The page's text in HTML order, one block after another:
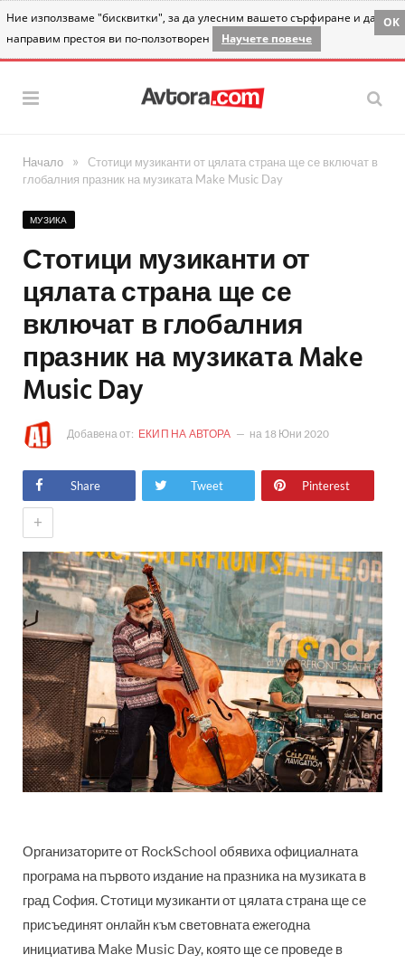
Ние използваме "бисквитки", за да улесним вашето сърфиране и да
направим престоя ви по-ползотворен
Научете повече
OK
Начало »
Стотици музиканти от цялата страна ще се включат в
глобалния празник на музиката Make Music Day
МУЗИКА
Стотици музиканти от
цялата страна ще се
включат в глобалния
празник на музиката Make
Music Day
Добавена от: ЕКИП НА АВТОРА на 18 Юни 2020
Share Tweet Pinterest
+
Организаторите от RockSchool обявиха официалната
програма на първото издание на празника на музиката в
град София. Стотици музиканти от цялата страна ще се
присъединят онлайн към световната ежегодна
инициатива Make Music Day, която ще се проведе в